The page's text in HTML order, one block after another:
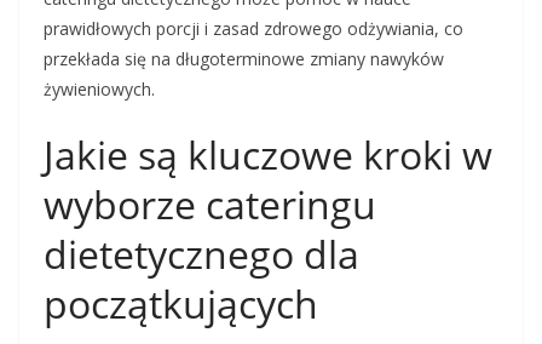
prawidłowych porcji i zasad zdrowego odżywiania, co
przekłada się na długoterminowe zmiany nawyków
żywieniowych.
Jakie są kluczowe kroki w
wyborze cateringu
dietetycznego dla
początkujących